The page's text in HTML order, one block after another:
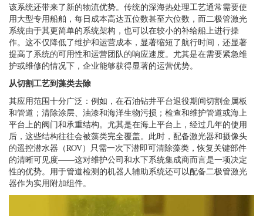
该系统还带来了新的物流优势。传统的深海热处理工艺通常需要使
用大型专用船舶，每日成本高达五位数甚至六位数，而二极管激光
系统由于其更简单的系统架构，也可以在较小的补给船上进行操
作。这不仅降低了维护和运营成本，显著缩短了航行时间，还显著
提高了系统的可用性和运营团队的响应速度。尤其是在需要紧急维
护或维修的情况下，企业能够获得显著的运营优势。
从切割工艺到藻类去除
其应用范围十分广泛：例如，在石油钻井平台退役期间切割金属板
和管道；清除涂层、油漆和海洋生物污损；检查和维护管道或海上
平台上的阀门和承重结构。尤其是在海上平台上，经过几年的使用
后，这些结构往往会被藻类完全覆盖。此时，配备激光器和摄像头
的遥控潜水器（ROV）只需一次下潜即可清除藻类，恢复关键部件
的清晰可见度——这对维护公司和水下系统集成商而言是一项决定
性的优势。用于管道检测的机器人辅助系统还可以配备二极管激光
器作为实用附加组件。